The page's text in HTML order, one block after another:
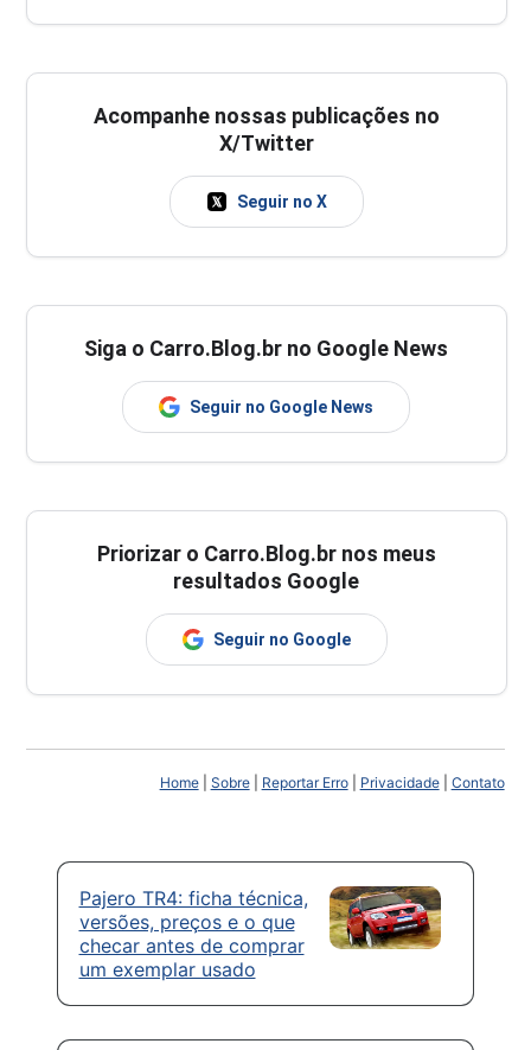
Acompanhe nossas publicações no
X/Twitter
Seguir no X
Siga o Carro.Blog.br no Google News
Seguir no Google News
Priorizar o Carro.Blog.br nos meus
resultados Google
Seguir no Google
Home| Sobre| Reportar Erro| Privacidade| Contato
Pajero TR4: ficha técnica,
versões, preços e o que
checar antes de comprar
um exemplar usado